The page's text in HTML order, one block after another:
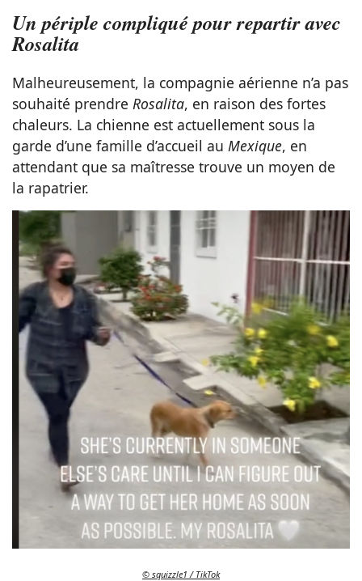
Un périple compliqué pour repartir avec
Rosalita
Malheureusement, la compagnie aérienne n’a pas
souhaité prendre Rosalita, en raison des fortes
chaleurs. La chienne est actuellement sous la
garde d’une famille d’accueil au Mexique, en
attendant que sa maîtresse trouve un moyen de
la rapatrier.
© squizzle1 / TikTok